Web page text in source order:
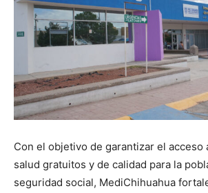
Con el objetivo de garantizar el acceso
salud gratuitos y de calidad para la
seguridad social, MediChihuahua